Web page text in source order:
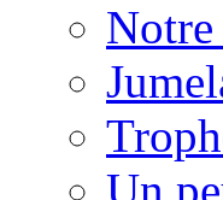
Notre